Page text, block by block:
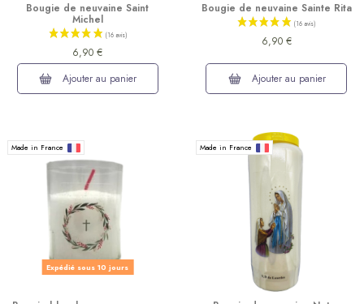
Bougie de neuvaine Saint
Michel
6,90 €
Ajouter au panier
Bougie de neuvaine Sainte Rita
6,90 €
Ajouter au panier
Made in France
Expédié sous 10 jours
Made in France